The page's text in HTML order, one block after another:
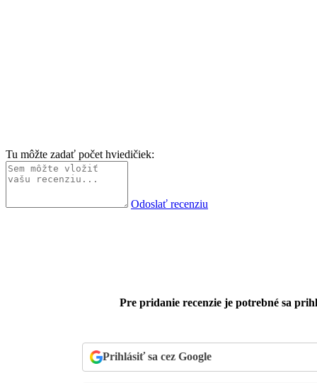
Tu môžte zadať počet hviedičiek:
Odoslať recenziu
Pre pridanie recenzie je potrebné sa
Prihlásiť sa cez Google